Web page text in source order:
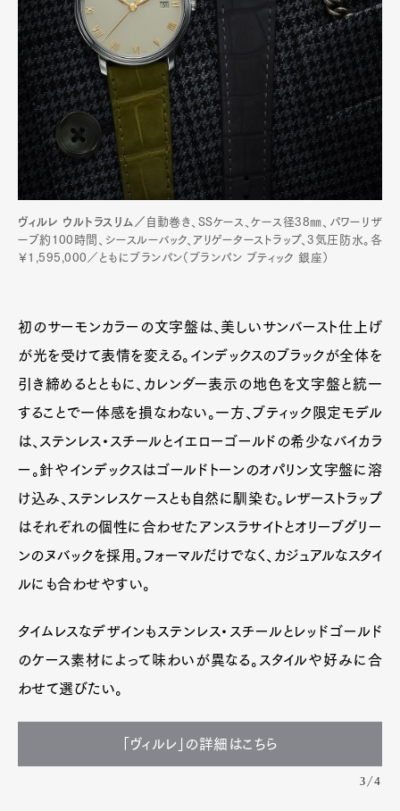
ヴィルレ ウルトラスリム／ 自動巻き、SSケース、ケース径38㎜、パワーリザ
ーブ約100時間、シースルーバック、アリゲーターストラップ、3気圧防水。各
￥1,595,000／ともにブランパン（ブランパン ブティック 銀座）
初のサーモンカラーの文字盤は、美しいサンバースト仕上げ
が光を受けて表情を変える。インデックスのブラックが全体を
引き締めるとともに、カレンダー表示の地色を文字盤と統一
することで一体感を損なわない。一方、ブティック限定モデル
は、ステンレス・スチールとイエローゴールドの希少なバイカラ
ー。針やインデックスはゴールドトーンのオパリン文字盤に溶
け込み、ステンレスケースとも自然に馴染む。レザーストラップ
はそれぞれの個性に合わせたアンスラサイトとオリーブグリー
ンのヌバックを採用。フォーマルだけでなく、カジュアルなスタイ
ルにも合わせやすい。
タイムレスなデザインもステンレス・スチールとレッドゴールド
のケース素材によって味わいが異なる。スタイルや好みに合
わせて選びたい。
「ヴィルレ」の詳細はこちら
3/4